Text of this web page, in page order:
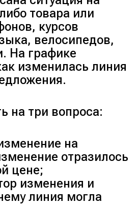
товара или
курсов
велосипедов,
На графике
изменилась линия
на три вопроса:
на
отразилось
цене;
изменения и
линия могла